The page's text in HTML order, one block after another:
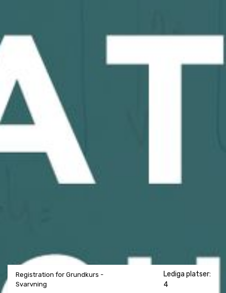
Registration for Grundkurs -
Svarvning
Lediga platser:
4